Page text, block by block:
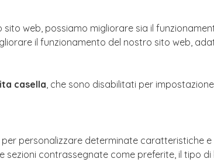
web, possiamo migliorare sia il
il funzionamento del nostro sito web,
casella, che sono disabilitati per
personalizzare determinate caratteristiche
sezioni contrassegnate come preferite, il tipo di